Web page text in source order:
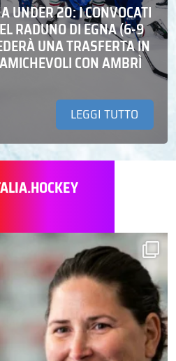
UNDER 20: I CONVOCATI
RADUNO DI EGNA (6-9
UNA TRASFERTA IN
CON AMBRÌ
LEGGI TUTTO